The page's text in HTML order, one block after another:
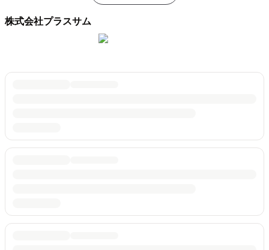
株式会社プラスサム